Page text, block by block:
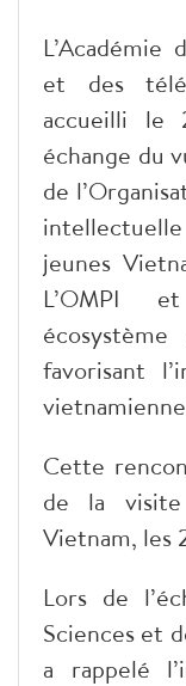
et des
accueilli le
échange du
de
jeunes
L’OMPI
favorisant
Cette
de la
Vietnam, les
Lors de
Sciences et
a rappelé